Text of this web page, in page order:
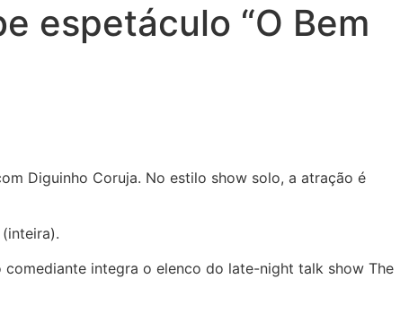
espetáculo “O Bem
Diguinho Coruja. No estilo show solo, a atração é
comediante integra o elenco do late-night talk show The